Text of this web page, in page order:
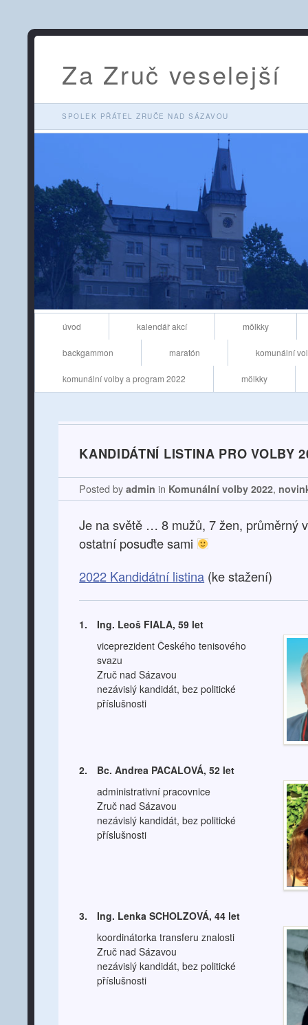
Za Zruč veselejší
SPOLEK PŘÁTEL ZRUČE NAD SÁZAVOU
Skip to content
úvod kalendář akcí mölkky
backgammon maratón komunální
komunální volby a program 2022 mölkky
KANDIDÁTNÍ LISTINA PRO VOLBY
Posted byadmin in Komunální volby 2022,
Je na světě … 8 mužů, 7 žen, průměrný
ostatní posuďte sami
2022 Kandidátní listina (ke stažení)
1.
Ing. Leoš FIALA, 59 let
viceprezident Českého tenisového
svazu
Zruč nad Sázavou
nezávislý kandidát, bez politické
příslušnosti
2.
Bc. Andrea PACALOVÁ, 52 let
administrativní pracovnice
Zruč nad Sázavou
nezávislý kandidát, bez politické
příslušnosti
3.
Ing. Lenka SCHOLZOVÁ, 44 let
koordinátorka transferu znalosti
Zruč nad Sázavou
nezávislý kandidát, bez politické
příslušnosti